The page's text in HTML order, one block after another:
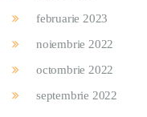
februarie 2023
noiembrie 2022
octombrie 2022
septembrie 2022